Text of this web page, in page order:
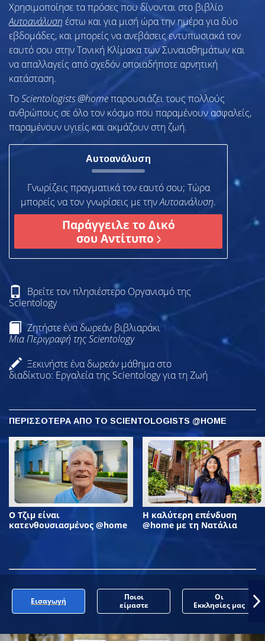
Χρησιμοποίησε τα πρόσες που δίνονται στο βιβλίο
Αυτοανάλυση έστω και για μισή ώρα την ημέρα για δύο
εβδομάδες, και μπορείς να ανεβάσεις εντυπωσιακά τον
εαυτό σου στην Τονική Κλίμακα των Συναισθημάτων και
να απαλλαγείς από σχεδόν οποιαδήποτε αρνητική
κατάσταση.
ToScientologists @homeπαρουσιάζει τους πολλούς
ανθρώπους σε όλο τον κόσμο που παραμένουν ασφαλείς,
παραμένουν υγιείς και ακμάζουν στη ζωή.
Αυτοανάλυση
Γνωρίζεις πραγματικά τον εαυτό σου; Τώρα
μπορείς να τον γνωρίσεις µε τηνΑυτοανάλυση.
Παράγγειλε το Δικό
σου Αντίτυπο
Βρείτε τον πλησιέστερο Οργανισμό της
Scientology
Ζητήστε ένα δωρεάν βιβλιαράκι
Μια Περιγραφή της Scientology
Ξεκινήστε ένα δωρεάν μάθημα στο
διαδίκτυο: Εργαλεία της Scientology για τη Ζωή
ΠΕΡΙΣΣΟΤΕΡΑ ΑΠΟ ΤΟ SCIENTOLOGISTS @HOME
Ο Τζιμ είναι
κατενθουσιασμένος @home
Η καλύτερη επένδυση
@home με τη Νατάλια
Εισαγωγή
Ποιοι
είμαστε
Οι
Εκκλησίες μας